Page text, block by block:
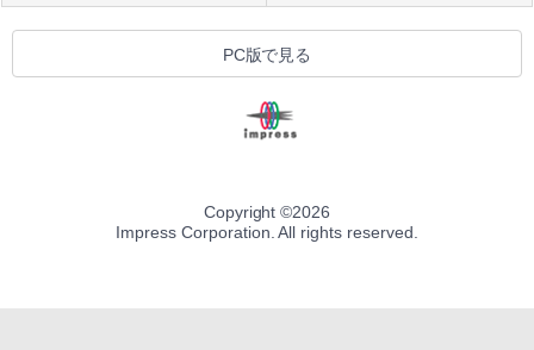
PC版で見る
Copyright ©2026
Impress Corporation. All rights reserved.